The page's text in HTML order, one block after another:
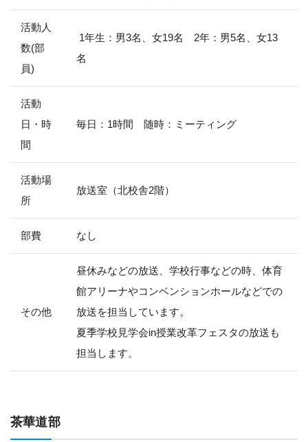
活動人
数(部
員)
1年生：男3名、女19名 2年：男5名、女13
名
活動
日・時
間
毎日：1時間 随時：ミーティング
活動場
所
放送室（北校舎2階）
部費 なし
その他
昼休みなどの放送、学校行事などの時、体育
館アリーナやコンベンションホールなどでの
放送を担当しています。
夏季学校見学会in授業改革フェスタの放送も
担当します。
茶華道部